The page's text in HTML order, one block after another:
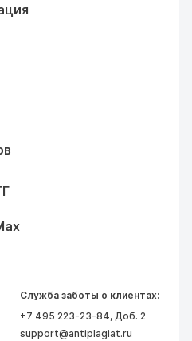
Служба заботы о клиентах:
+7 495 223-23-84, Доб. 2
support@antiplagiat.ru